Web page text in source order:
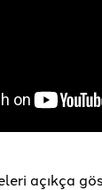
açıkça